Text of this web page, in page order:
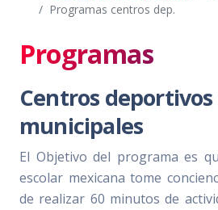
Programas centros dep.
Programas
Centros deportivos
municipales
El Objetivo del programa es
escolar mexicana tome
de realizar 60 minutos de